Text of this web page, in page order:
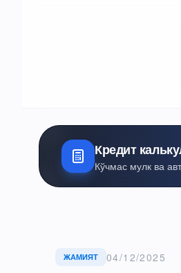
Кредит
Кўчмас мулк ва
ЖАМИЯТ 04/12/2025